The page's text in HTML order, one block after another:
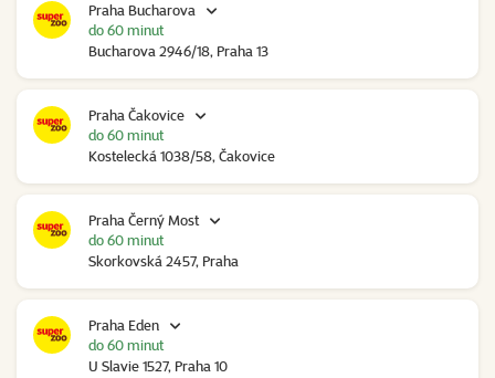
Praha Bucharova
Bucharova 2946/18, Praha 13
do 60 minut
Praha Čakovice
Kostelecká 1038/58, Čakovice
do 60 minut
Praha Černý Most
Skorkovská 2457, Praha
do 60 minut
Praha Eden
U Slavie 1527, Praha 10
do 60 minut